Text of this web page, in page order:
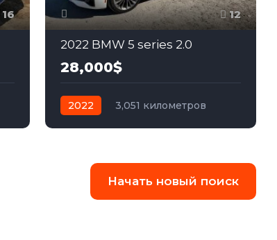
16 12
2022 BMW 5 series 2.0
28,000$
2022
3,051 километров
Начать новый поиск